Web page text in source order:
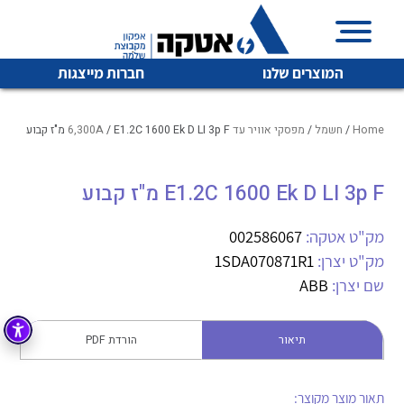
המוצרים שלנו חברות מייצגות
איכות | שרות | זמינות
והפצה של מוצרי
מיתוג, בקרה , ואינסטלציה חשמלית ופעילה ב7 תחומים:
חשמל
רובוטיקה ואוטומציה תעשייתית
לכל מוצרי היצרן
Home
/ חשמל / מפסקי אוויר עד 6,300A/ E1.2C 1600 Ek D LI 3p F מ"ז קבוע
E1.2C 1600 Ek D LI 3p F מ"ז קבוע
מק"ט אטקה: 002586067
מק"ט יצרן: 1SDA070871R1
שם יצרן: ABB
תיאור הורדת PDF
תאור מוצר מקוצר: